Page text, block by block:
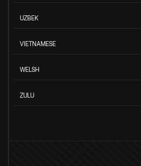
UZBEK
VIETNAMESE
WELSH
ZULU